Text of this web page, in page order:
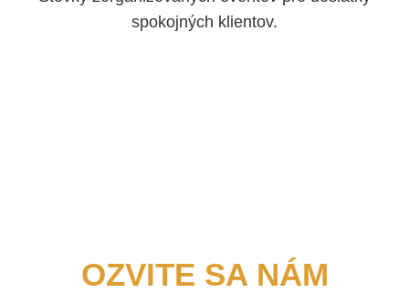
spokojných klientov.
OZVITE SA NÁM